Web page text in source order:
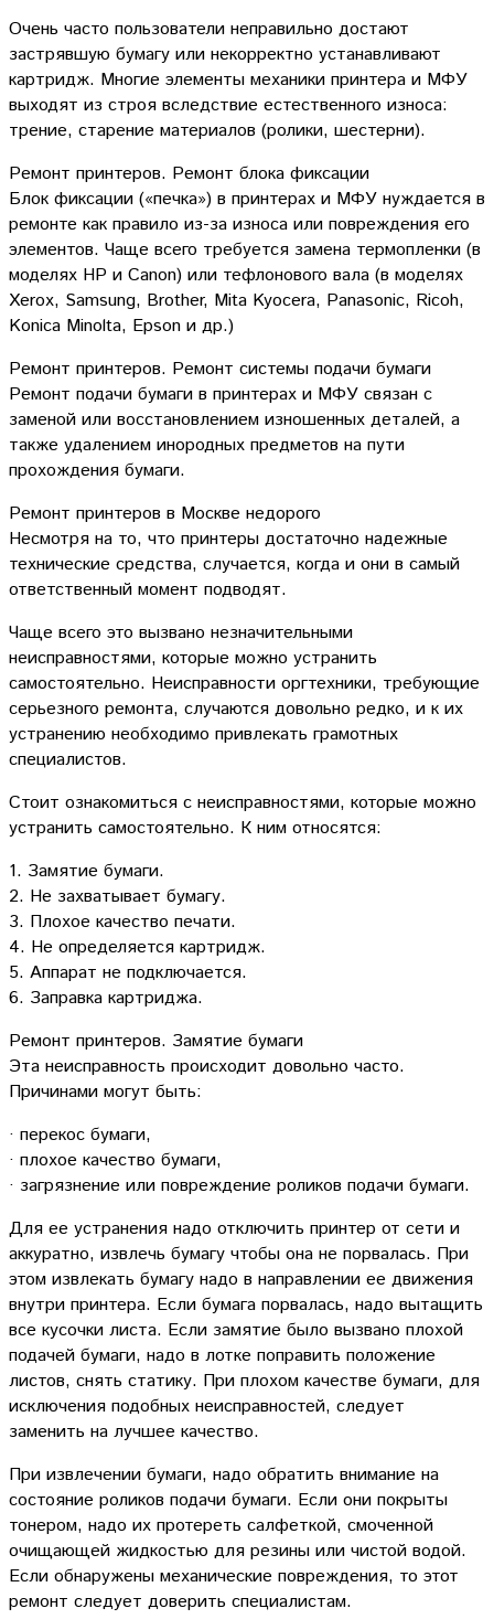
Очень часто пользователи неправильно достают
застрявшую бумагу или некорректно устанавливают
картридж. Многие элементы механики принтера и МФУ
выходят из строя вследствие естественного износа:
трение, старение материалов (ролики, шестерни).
Ремонт принтеров. Ремонт блока фиксации
Блок фиксации («печка») в принтерах и МФУ нуждается в
ремонте как правило из-за износа или повреждения его
элементов. Чаще всего требуется замена термопленки (в
моделях HP и Canon) или тефлонового вала (в моделях
Xerox, Samsung, Brother, Mita Kyocera, Panasonic, Ricoh,
Konica Minolta, Epson и др.)
Ремонт принтеров. Ремонт системы подачи бумаги
Ремонт подачи бумаги в принтерах и МФУ связан с
заменой или восстановлением изношенных деталей, а
также удалением инородных предметов на пути
прохождения бумаги.
Ремонт принтеров в Москве недорого
Несмотря на то, что принтеры достаточно надежные
технические средства, случается, когда и они в самый
ответственный момент подводят.
Чаще всего это вызвано незначительными
неисправностями, которые можно устранить
самостоятельно. Неисправности оргтехники, требующие
серьезного ремонта, случаются довольно редко, и к их
устранению необходимо привлекать грамотных
специалистов.
Стоит ознакомиться с неисправностями, которые можно
устранить самостоятельно. К ним относятся:
1. Замятие бумаги.
2. Не захватывает бумагу.
3. Плохое качество печати.
4. Не определяется картридж.
5. Аппарат не подключается.
6. Заправка картриджа.
Ремонт принтеров. Замятие бумаги
Эта неисправность происходит довольно часто.
Причинами могут быть:
· перекос бумаги,
· плохое качество бумаги,
· загрязнение или повреждение роликов подачи бумаги.
Для ее устранения надо отключить принтер от сети и
аккуратно, извлечь бумагу чтобы она не порвалась. При
этом извлекать бумагу надо в направлении ее движения
внутри принтера. Если бумага порвалась, надо вытащить
все кусочки листа. Если замятие было вызвано плохой
подачей бумаги, надо в лотке поправить положение
листов, снять статику. При плохом качестве бумаги, для
исключения подобных неисправностей, следует
заменить на лучшее качество.
При извлечении бумаги, надо обратить внимание на
состояние роликов подачи бумаги. Если они покрыты
тонером, надо их протереть салфеткой, смоченной
очищающей жидкостью для резины или чистой водой.
Если обнаружены механические повреждения, то этот
ремонт следует доверить специалистам.